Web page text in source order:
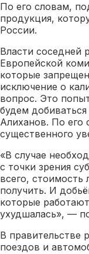
По его словам,
продукция,
России.
Власти соседней
Европейской
которые
исключение о
вопрос. Это
будем
Алиханов. По его
существенного
«В случае
с точки зрения
всего,
получить. И
которые
ухудшалась», —
В правительстве
поездов и